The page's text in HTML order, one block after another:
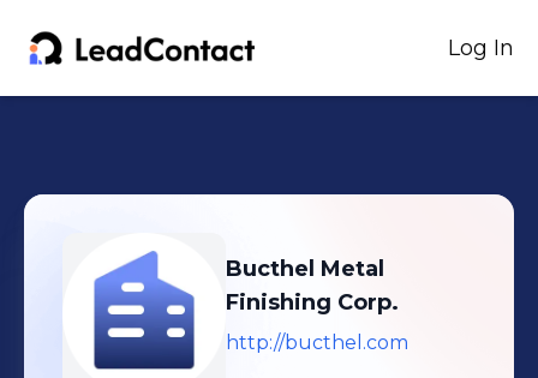
Log In
Bucthel Metal
Finishing Corp.
http://bucthel.com